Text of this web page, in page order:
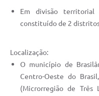
Em divisão
constituído de 2
Localização:
O município de
Centro-Oeste do
(Microrregião de Três